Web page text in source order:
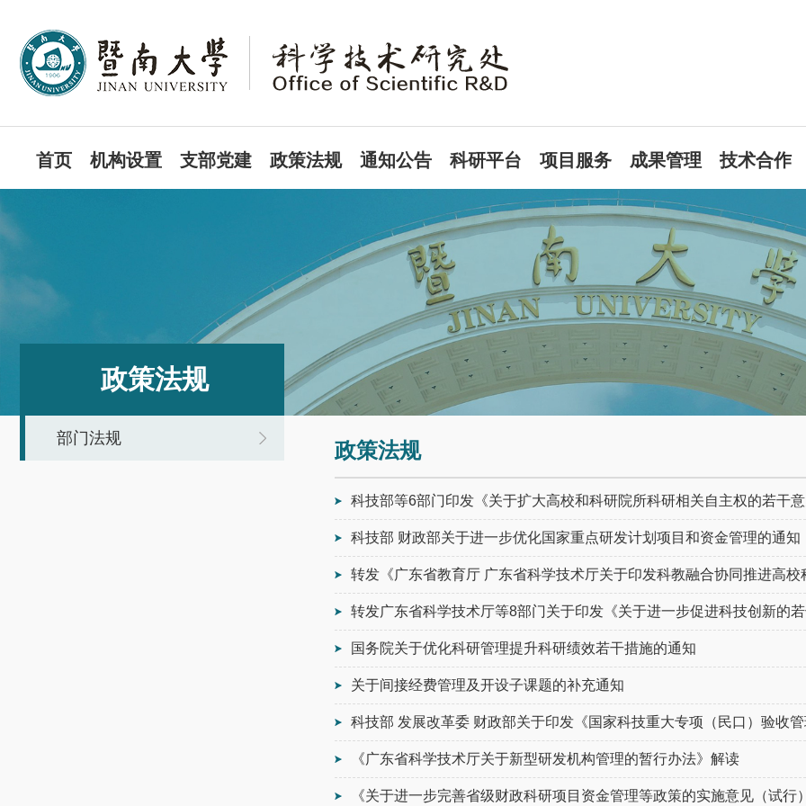
首页 机构设置 支部党建 政策法规 通知公告 科研平台 项目服务 成果管理 技术合作
政策法规
部门法规
政策法规
科技部等6部门印发《关于扩大高校和科研院所科研相关自主权的若干
科技部 财政部关于进一步优化国家重点研发计划项目和资金管理的通知
转发《广东省教育厅 广东省科学技术厅关于印发科教融合协同推进高校
转发广东省科学技术厅等8部门关于印发《关于进一步促进科技创新的
国务院关于优化科研管理提升科研绩效若干措施的通知
关于间接经费管理及开设子课题的补充通知
科技部 发展改革委 财政部关于印发《国家科技重大专项（民口）验收
《广东省科学技术厅关于新型研发机构管理的暂行办法》解读
《关于进一步完善省级财政科研项目资金管理等政策的实施意见（试行